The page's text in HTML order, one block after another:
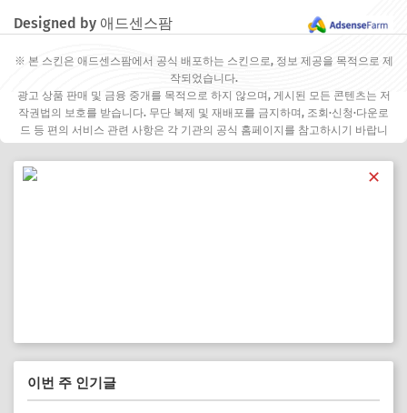
Designed by 애드센스팜
※ 본 스킨은 애드센스팜에서 공식 배포하는 스킨으로, 정보 제공을 목적으로 제
작되었습니다.
광고 상품 판매 및 금융 중개를 목적으로 하지 않으며, 게시된 모든 콘텐츠는 저
작권법의 보호를 받습니다. 무단 복제 및 재배포를 금지하며, 조회·신청·다운로
드 등 편의 서비스 관련 사항은 각 기관의 공식 홈페이지를 참고하시기 바랍니
✕
이번 주 인기글